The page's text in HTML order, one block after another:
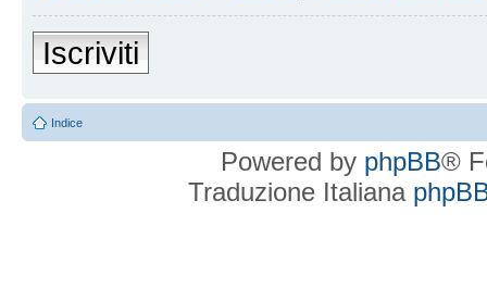
Iscriviti
Indice
Powered by phpBB®
Traduzione Italiana